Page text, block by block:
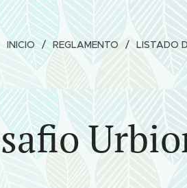
INICIO REGLAMENTO LISTADO